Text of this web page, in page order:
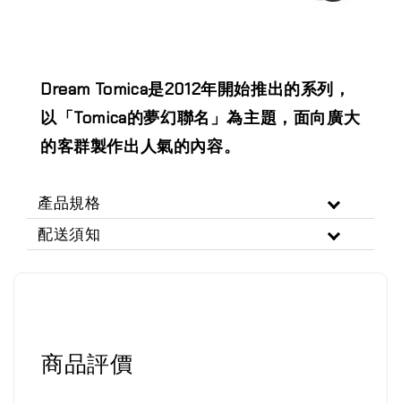
Dream Tomica是2012年開始推出的系列，
以「Tomica的夢幻聯名」為主題，面向廣大
的客群製作出人氣的內容。
產品規格
配送須知
商品評價